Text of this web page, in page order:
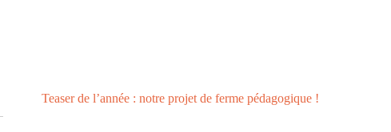
Teaser de l’année : notre projet de ferme pédagogique !